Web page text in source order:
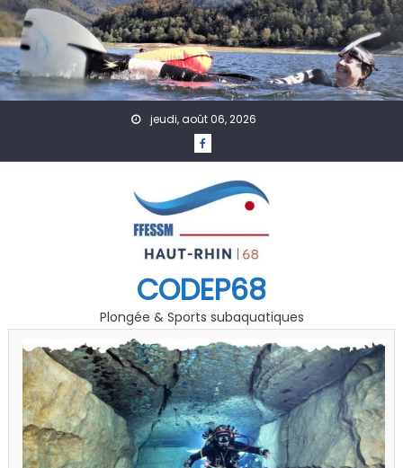
Skip to content
jeudi, août 06, 2026
CODEP68
Plongée & Sports subaquatiques
A Venir Calendrier Formation Secourisme
Calendrier formations secourisme 2025/26